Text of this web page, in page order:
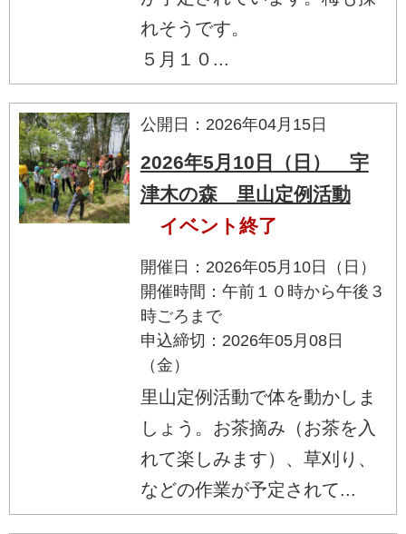
れそうです。
５月１０...
公開日：2026年04月15日
2026年5月10日（日） 宇
津木の森 里山定例活動
イベント終了
開催日：2026年05月10日（日）
開催時間：午前１０時から午後３
時ごろまで
申込締切：2026年05月08日
（金）
里山定例活動で体を動かしま
しょう。お茶摘み（お茶を入
れて楽しみます）、草刈り、
などの作業が予定されて...